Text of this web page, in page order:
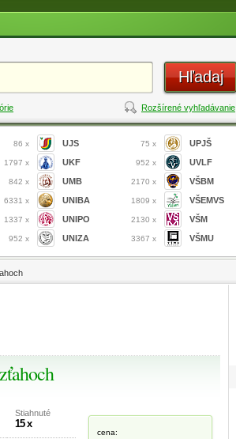
Hľadaj
Rozšírené vyhľadávanie
86 x
1797 x
842 x
6331 x
1337 x
952 x
UJS 75 x
UKF 952 x
UMB 2170 x
UNIBA 1809 x
UNIPO 2130 x
UNIZA 3367 x
UPJŠ
UVLF
VŠBM
VŠEMVS
VŠM
VŠMU
Stiahnuté
15 x
cena: